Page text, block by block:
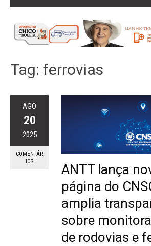
Tag: ferrovias
AGO
20
2025
COMENTÁR
IOS
ANTT lança
página do
amplia
sobre
de rodovias e